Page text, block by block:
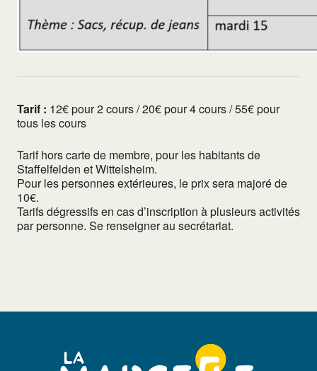
Tarif : 12€ pour 2 cours / 20€ pour 4 cours / 55€ pour
tous les cours
Tarif hors carte de membre, pour les habitants de
Staffelfelden et Wittelsheim.
Pour les personnes extérieures, le prix sera majoré de
10€.
Tarifs dégressifs en cas d’inscription à plusieurs activités
par personne. Se renseigner au secrétariat.